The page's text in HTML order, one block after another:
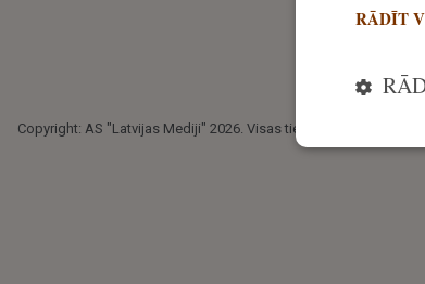
Copyright: AS "Latvijas Mediji" 2026. Visas tiesības paturētas.
RĀDĪT